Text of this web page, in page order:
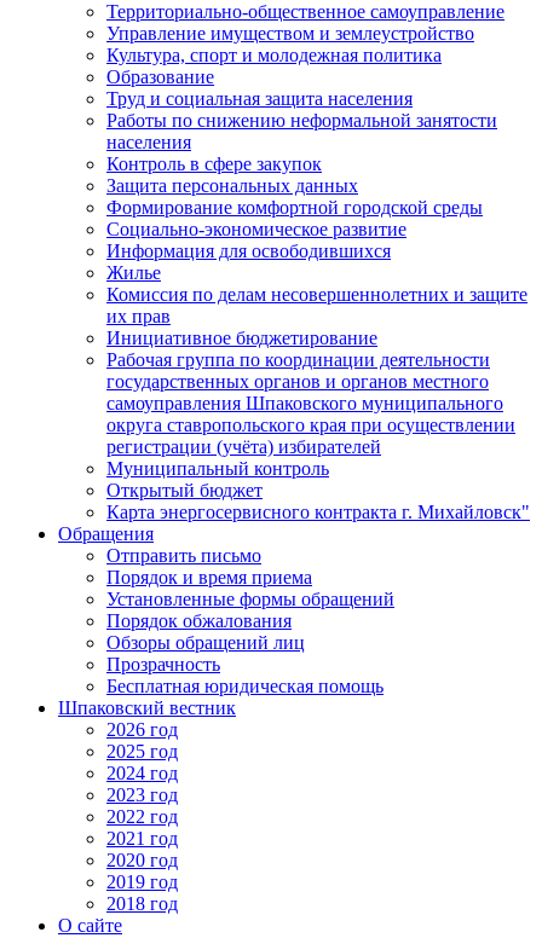
Территориально-общественное самоуправление
Управление имуществом и землеустройство
Культура, спорт и молодежная политика
Образование
Труд и социальная защита населения
Работы по снижению неформальной занятости
населения
Контроль в сфере закупок
Защита персональных данных
Формирование комфортной городской среды
Социально-экономическое развитие
Информация для освободившихся
Жилье
Комиссия по делам несовершеннолетних и защите
их прав
Инициативное бюджетирование
Рабочая группа по координации деятельности
государственных органов и органов местного
самоуправления Шпаковского муниципального
округа ставропольского края при осуществлении
регистрации (учёта) избирателей
Муниципальный контроль
Открытый бюджет
Карта энергосервисного контракта г. Михайловск"
Обращения
Отправить письмо
Порядок и время приема
Установленные формы обращений
Порядок обжалования
Обзоры обращений лиц
Прозрачность
Бесплатная юридическая помощь
Шпаковский вестник
2026 год
2025 год
2024 год
2023 год
2022 год
2021 год
2020 год
2019 год
2018 год
О сайте